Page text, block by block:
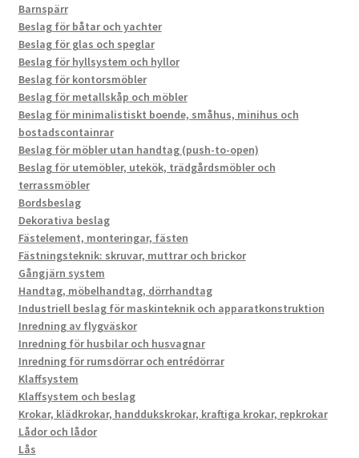
Barnspärr
Beslag för båtar och yachter
Beslag för glas och speglar
Beslag för hyllsystem och hyllor
Beslag för kontorsmöbler
Beslag för metallskåp och möbler
Beslag för minimalistiskt boende, småhus, minihus och
bostadscontainrar
Beslag för möbler utan handtag (push-to-open)
Beslag för utemöbler, utekök, trädgårdsmöbler och
terrassmöbler
Bordsbeslag
Dekorativa beslag
Fästelement, monteringar, fästen
Fästningsteknik: skruvar, muttrar och brickor
Gångjärn system
Handtag, möbelhandtag, dörrhandtag
Industriell beslag för maskinteknik och apparatkonstruktion
Inredning av flygväskor
Inredning för husbilar och husvagnar
Inredning för rumsdörrar och entrédörrar
Klaffsystem
Klaffsystem och beslag
Krokar, klädkrokar, handdukskrokar, kraftiga krokar, repkrokar
Lådor och lådor
Lås